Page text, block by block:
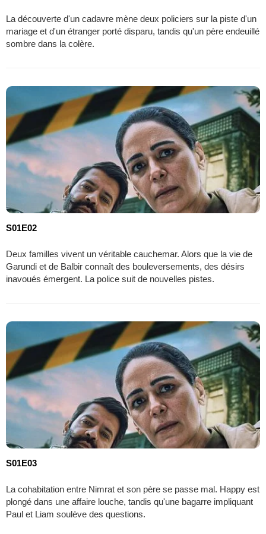
La découverte d'un cadavre mène deux policiers sur la piste d'un
mariage et d'un étranger porté disparu, tandis qu'un père endeuillé
sombre dans la colère.
S01E02
Deux familles vivent un véritable cauchemar. Alors que la vie de
Garundi et de Balbir connaît des bouleversements, des désirs
inavoués émergent. La police suit de nouvelles pistes.
S01E03
La cohabitation entre Nimrat et son père se passe mal. Happy est
plongé dans une affaire louche, tandis qu'une bagarre impliquant
Paul et Liam soulève des questions.